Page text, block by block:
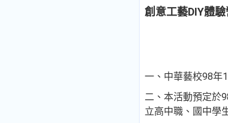
創意工藝DIY體
一、中華藝校98年
二、本活動預定於
立高中職、國中學